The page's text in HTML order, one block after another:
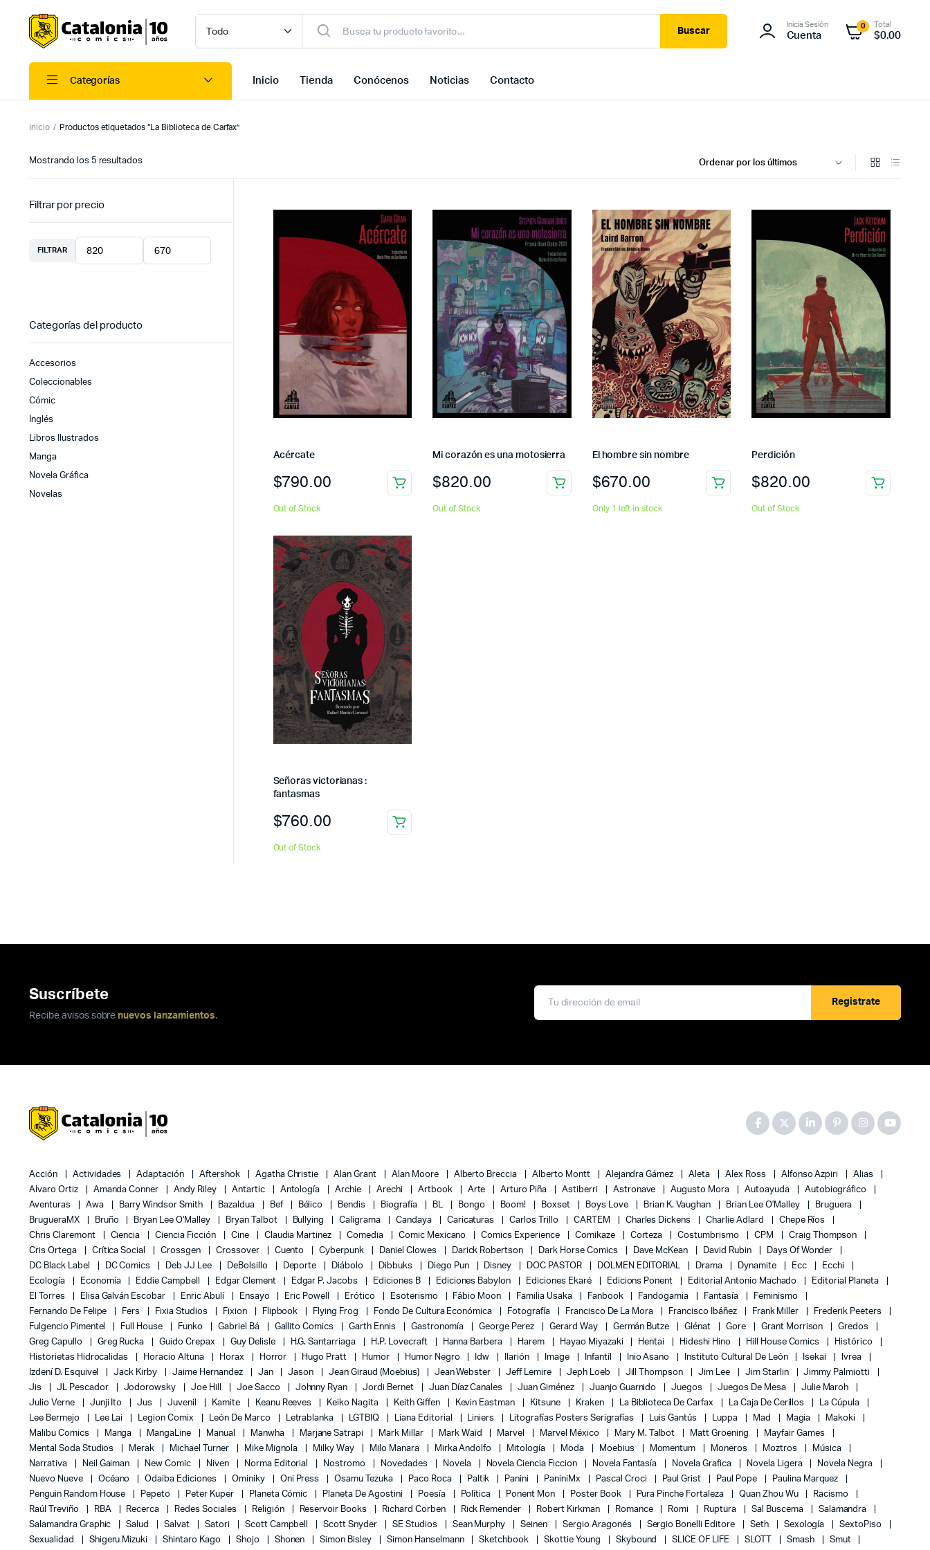
Buscar
Inicia Sesión
Cuenta
0 Total
$0.00
Categorías Inicio Tienda Conócenos Noticias Contacto
Inicio Productos etiquetados “La Biblioteca de Carfax”
Mostrando los 5 resultadosOrdenado
Acércate
$790.00
Out of Stock
Mi corazón es una motosierra
$820.00
Out of Stock
El hombre sin nombre
$670.00
Only 1 left in stock
Perdición
$820.00
Out of Stock
Señoras victorianas :
fantasmas
$760.00
Out of Stock
Filtrar por precio
FILTRAR
Categorías del producto
Accesorios
Coleccionables
Cómic
Inglés
Libros Ilustrados
Manga
Novela Gráfica
Novelas
Suscríbete
Recibe avisos sobre nuevos lanzamientos.
Registrate
Acción Actividades Adaptación Aftershok Agatha Christie Alan Grant Alan Moore Alberto Breccia Alberto Montt Alejandra Gámez Aleta Alex Ross Alfonso Azpiri
Alias
Alvaro Ortiz
Amanda Conner Andy Riley Antartic Antología Archie Arechi Artbook Arte Arturo Piña Astiberri Astronave Augusto Mora Autoayuda
Autobiográfico
Aventuras
Awa Barry Windsor Smith Bazaldua Bef Bélico Bendis Biografía BL Bongo Boom! Boxset Boys Love Brian K. Vaughan Brian Lee O'Malley
Bruguera
BrugueraMX
Bruño Bryan Lee O'Malley Bryan Talbot Bullying Caligrama Candaya Caricaturas Carlos Trillo CARTEM Charles Dickens Charlie Adlard
Chepe Ríos
Chris Claremont
Ciencia Ciencia Ficción Cine Claudia Martinez Comedia Comic Mexicano Comics Experience Comikaze Corteza Costumbrismo CPM
Craig Thompson
Cris Ortega
Crítica Social Crossgen Crossover Cuento Cyberpunk Daniel Clowes Darick Robertson Dark Horse Comics Dave McKean David Rubin
Days Of Wonder
DC Black Label
DC Comics Deb JJ Lee DeBolsillo Deporte Diábolo Dibbuks Diego Pun Disney DOC PASTOR DOLMEN EDITORIAL Drama Dynamite Ecc
Ecchi
Ecología
Economía Eddie Campbell Edgar Clement Edgar P. Jacobs Ediciones B Ediciones Babylon Ediciones Ekaré Edicions Ponent Editorial Antonio Machado
Editorial Planeta
El Torres
Elisa Galván Escobar Enric Abulí Ensayo Eric Powell Erótico Esoterismo Fábio Moon Familia Usaka Fanbook Fandogamia Fantasía
Feminismo
Fernando De Felipe
Fers Fixia Studios Fixion Flipbook Flying Frog Fondo De Cultura Económica Fotografía Francisco De La Mora Francisco Ibáñez Frank Miller
Frederik Peeters
Fulgencio Pimentel
Full House Funko Gabriel Bá Gallito Comics Garth Ennis Gastronomía George Perez Gerard Way Germán Butze Glénat Gore Grant Morrison
Gredos
Greg Capullo
Greg Rucka Guido Crepax Guy Delisle H.G. Santarriaga H.P. Lovecraft Hanna Barbera Harem Hayao Miyazaki Hentai Hideshi Hino Hill House Comics
Histórico
Historietas Hidrocalidas
Horacio Altuna Horax Horror Hugo Pratt Humor Humor Negro Idw Ilarión Image Infantil Inio Asano Instituto Cultural De León Isekai
Ivrea
Izdení D. Esquivel
Jack Kirby Jaime Hernandez Jan Jason Jean Giraud (Moebius) Jean Webster Jeff Lemire Jeph Loeb Jill Thompson Jim Lee Jim Starlin
Jimmy Palmiotti
Jis
JL Pescador Jodorowsky Joe Hill Joe Sacco Johnny Ryan Jordi Bernet Juan Díaz Canales Juan Giménez Juanjo Guarnido Juegos Juegos De Mesa
Julie Maroh
Julio Verne
Junji Ito Jus Juvenil Kamite Keanu Reeves Keiko Nagita Keith Giffen Kevin Eastman Kitsune Kraken La Biblioteca De Carfax La Caja De Cerillos
La Cúpula
Lee Bermejo
Lee Lai Legion Comix León De Marco Letrablanka LGTBIQ Liana Editorial Liniers Litografías Posters Serigrafías Luis Gantús Luppa Mad Magia
Makoki
Malibu Comics
Manga MangaLine Manual Manwha Marjane Satrapi Mark Millar Mark Waid Marvel Marvel México Mary M. Talbot Matt Groening
Mayfair Games
Mental Soda Studios
Merak Michael Turner Mike Mignola Milky Way Milo Manara Mirka Andolfo Mitología Moda Moebius Momentum Moneros Moztros
Música
Narrativa
Neil Gaiman New Comic Niven Norma Editorial Nostromo Novedades Novela Novela Ciencia Ficcion Novela Fantasía Novela Grafica Novela Ligera
Novela Negra
Nuevo Nueve
Océano Odaiba Ediciones Ominiky Oni Press Osamu Tezuka Paco Roca Paltik Panini PaniniMx Pascal Croci Paul Grist Paul Pope
Paulina Marquez
Penguin Random House
Pepeto Peter Kuper Planeta Cómic Planeta De Agostini Poesía Política Ponent Mon Poster Book Pura Pinche Fortaleza Quan Zhou Wu
Racismo
Raúl Treviño
RBA Recerca Redes Sociales Religión Reservoir Books Richard Corben Rick Remender Robert Kirkman Romance Romi Ruptura Sal Buscema
Salamandra
Salamandra Graphic
Salud Salvat Satori Scott Campbell Scott Snyder SE Studios Sean Murphy Seinen Sergio Aragonés Sergio Bonelli Editore Seth Sexología
SextoPiso
Sexualidad
Shigeru Mizuki Shintaro Kago Shojo Shonen Simon Bisley Simon Hanselmann Sketchbook Skottie Young Skybound SLICE OF LIFE SLOTT Smash Smut